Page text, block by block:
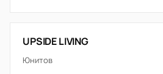
UPSIDE LIVING
Юнитов